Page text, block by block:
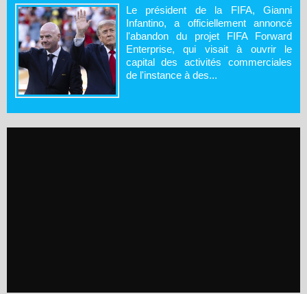
Le président de la FIFA, Gianni
Infantino, a officiellement annoncé
l'abandon du projet FIFA Forward
Enterprise, qui visait à ouvrir le
capital des activités commerciales
de l'instance à des...